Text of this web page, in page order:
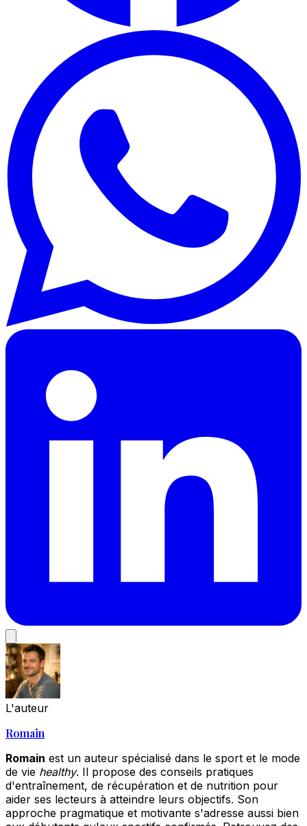
L'auteur
Romain
Romain est un auteur spécialisé dans le sport et le mode
de vie healthy. Il propose des conseils pratiques
d'entraînement, de récupération et de nutrition pour
aider ses lecteurs à atteindre leurs objectifs. Son
approche pragmatique et motivante s'adresse aussi bien